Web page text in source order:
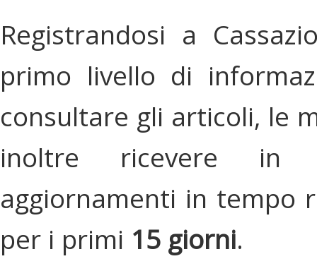
Registrandosi a
primo livello di
consultare gli articoli, le
inoltre ricevere in
aggiornamenti in tempo
per i primi 15 giorni.